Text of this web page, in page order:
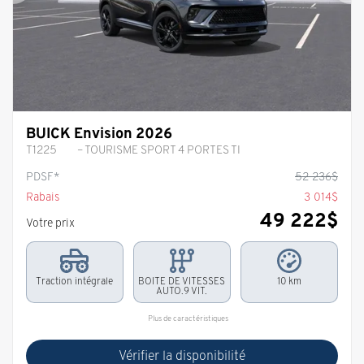
BUICK Envision 2026
T1225
– TOURISME SPORT 4 PORTES TI
PDSF*
52 236$
Rabais
3 014$
Votre prix
49 222$
Traction intégrale
BOITE DE VITESSES
AUTO.9 VIT.
10 km
Plus de caractéristiques
Vérifier la disponibilité